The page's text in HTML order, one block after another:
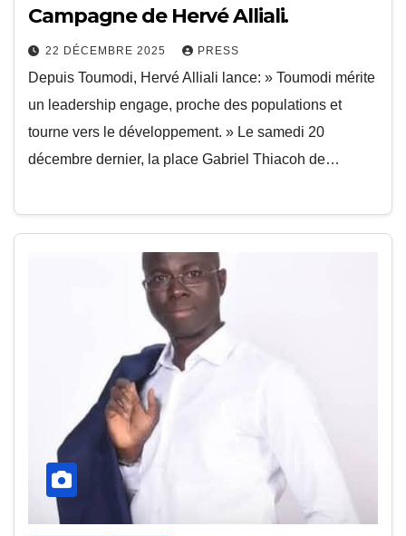
Campagne de Hervé Alliali.
22 DÉCEMBRE 2025 PRESS
Depuis Toumodi, Hervé Alliali lance: » Toumodi mérite
un leadership engage, proche des populations et
tourne vers le développement. » Le samedi 20
décembre dernier, la place Gabriel Thiacoh de…